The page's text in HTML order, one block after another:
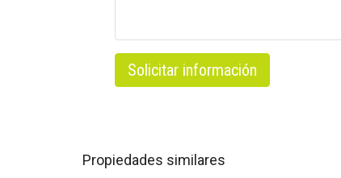
Solicitar información
Propiedades similares